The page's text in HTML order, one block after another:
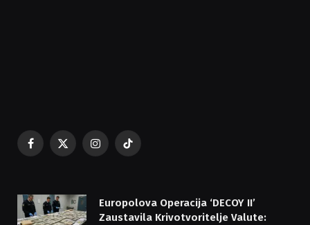
Facebook
X
Instagram
TikTok
Europolova Operacija ‘DECOY II’
Zaustavila Krivotvoritelje Valute: